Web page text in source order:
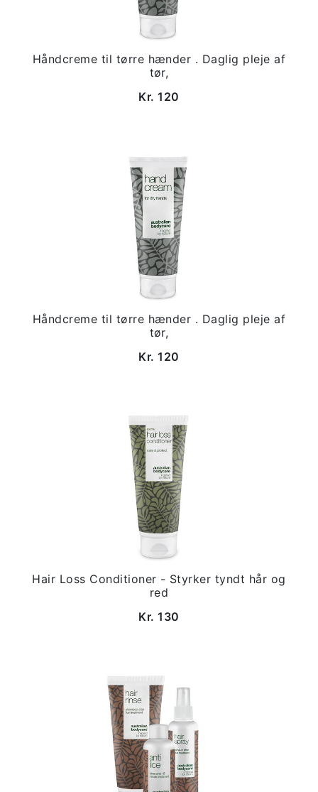
Håndcreme til tørre hænder . Daglig pleje af
tør,
Kr. 120
Håndcreme til tørre hænder . Daglig pleje af
tør,
Kr. 120
Hair Loss Conditioner - Styrker tyndt hår og
red
Kr. 130